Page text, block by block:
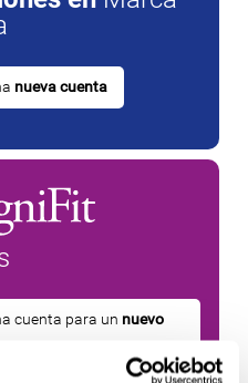
nueva cuenta
cuenta para un nuevo
cuenta adicional para un